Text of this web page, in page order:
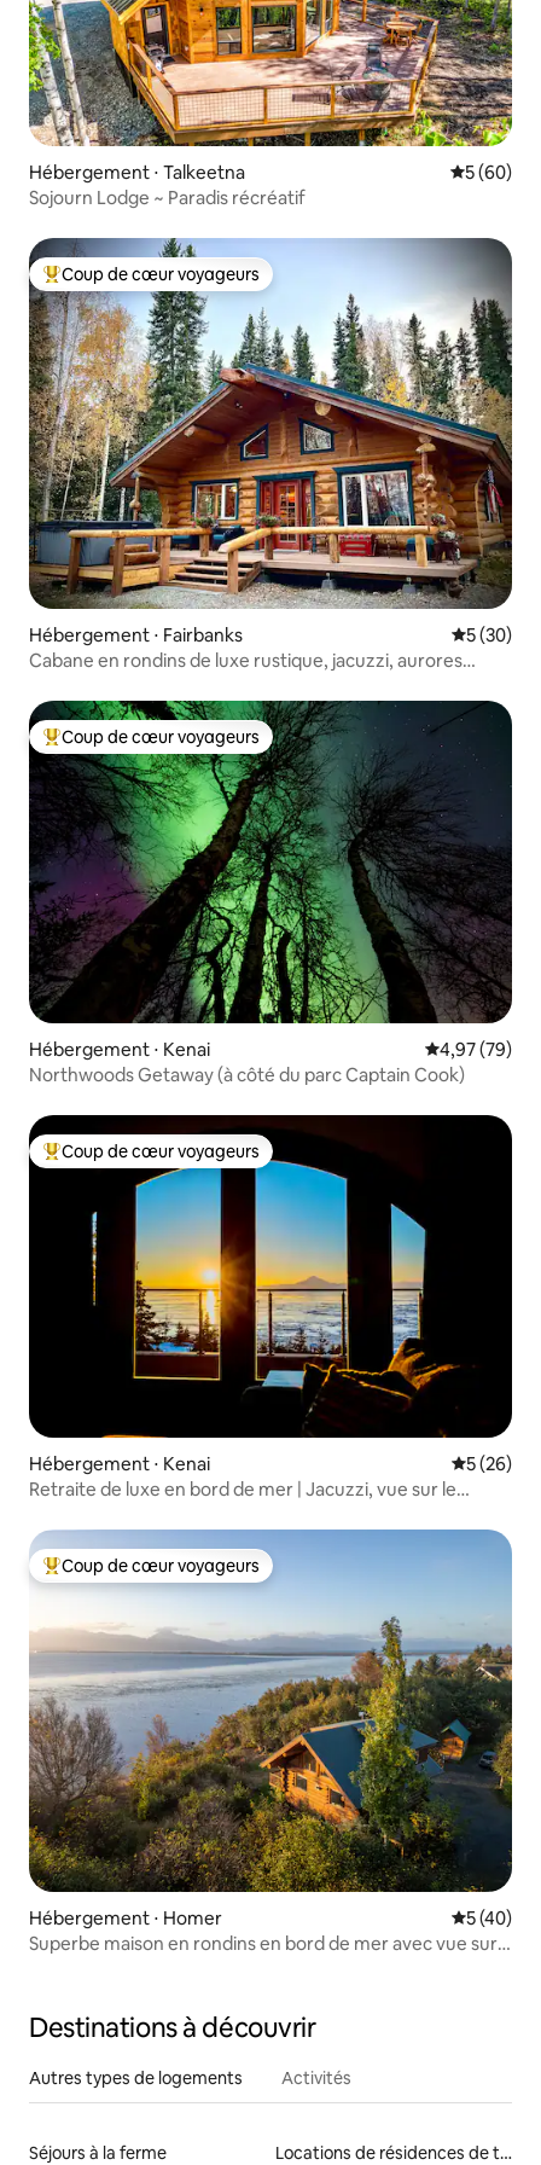
Hébergement ⋅ Talkeetna
5 (60)
Sojourn Lodge ~ Paradis récréatif
Coups de cœur voyageurs les plus appréciés
Coup de cœur voyageurs
Hébergement ⋅ Fairbanks
5 (30)
Cabane en rondins de luxe rustique, jacuzzi, aurores
Coups de cœur voyageurs les plus appréciés
Coup de cœur voyageurs
Hébergement ⋅ Kenai Évaluation
4,97 (79)
Northwoods Getaway (à côté du parc Captain Cook)
Coups de cœur voyageurs les plus appréciés
Coup de cœur voyageurs
Hébergement ⋅ Kenai
5 (26)
Retraite de luxe en bord de mer | Jacuzzi, vue sur le
Coups de cœur voyageurs les plus appréciés
Coup de cœur voyageurs
Hébergement ⋅ Homer
5 (40)
Superbe maison en rondins en bord de mer avec vue sur
Destinations à découvrir
Autres types de logements Activités
Séjours à la ferme
Locations de résidences de tourisme